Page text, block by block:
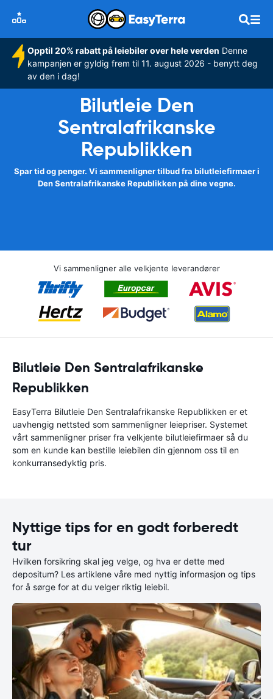
Opptil 20% rabatt på leiebiler over hele verden Denne
kampanjen er gyldig frem til 11. august 2026 - benytt deg
av den i dag!
Bilutleie Den
Sentralafrikanske
Republikken
Spar tid og penger. Vi sammenligner tilbud fra bilutleiefirmaer i
Den Sentralafrikanske Republikken på dine vegne.
Vi sammenligner alle velkjente leverandører
Bilutleie Den Sentralafrikanske
Republikken
EasyTerra Bilutleie Den Sentralafrikanske Republikken er et
uavhengig nettsted som sammenligner leiepriser. Systemet
vårt sammenligner priser fra velkjente bilutleiefirmaer så du
som en kunde kan bestille leiebilen din gjennom oss til en
konkurransedyktig pris.
Nyttige tips for en godt forberedt
tur
Hvilken forsikring skal jeg velge, og hva er dette med
depositum? Les artiklene våre med nyttig informasjon og tips
for å sørge for at du velger riktig leiebil.